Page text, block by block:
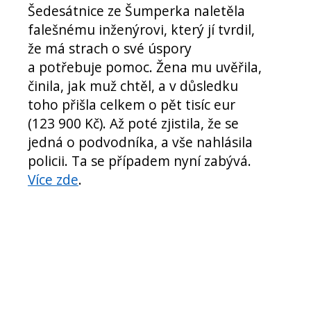
Šedesátnice ze Šumperka naletěla
falešnému inženýrovi, který jí tvrdil,
že má strach o své úspory
a potřebuje pomoc. Žena mu uvěřila,
činila, jak muž chtěl, a v důsledku
toho přišla celkem o pět tisíc eur
(123 900 Kč). Až poté zjistila, že se
jedná o podvodníka, a vše nahlásila
policii. Ta se případem nyní zabývá.
Více zde.